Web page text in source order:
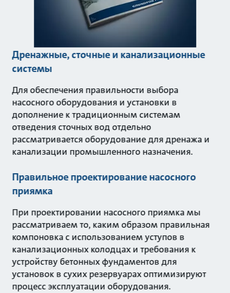
Дренажные, сточные и канализационные
системы
Для обеспечения правильности выбора
насосного оборудования и установки в
дополнение к традиционным системам
отведения сточных вод отдельно
рассматривается оборудование для дренажа и
канализации промышленного назначения.
Правильное проектирование насосного
приямка
При проектировании насосного приямка мы
рассматриваем то, каким образом правильная
компоновка с использованием уступов в
канализационных колодцах и требования к
устройству бетонных фундаментов для
установок в сухих резервуарах оптимизируют
процесс эксплуатации оборудования.